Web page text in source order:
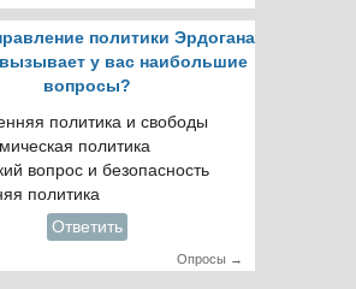
политики Эрдогана
у вас наибольшие
вопросы?
политика и свободы
политика
вопрос и безопасность
политика
Ответить
Опросы →